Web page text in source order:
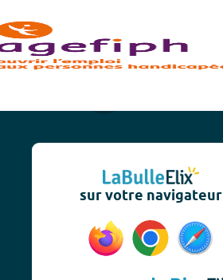
sur votre navigateur